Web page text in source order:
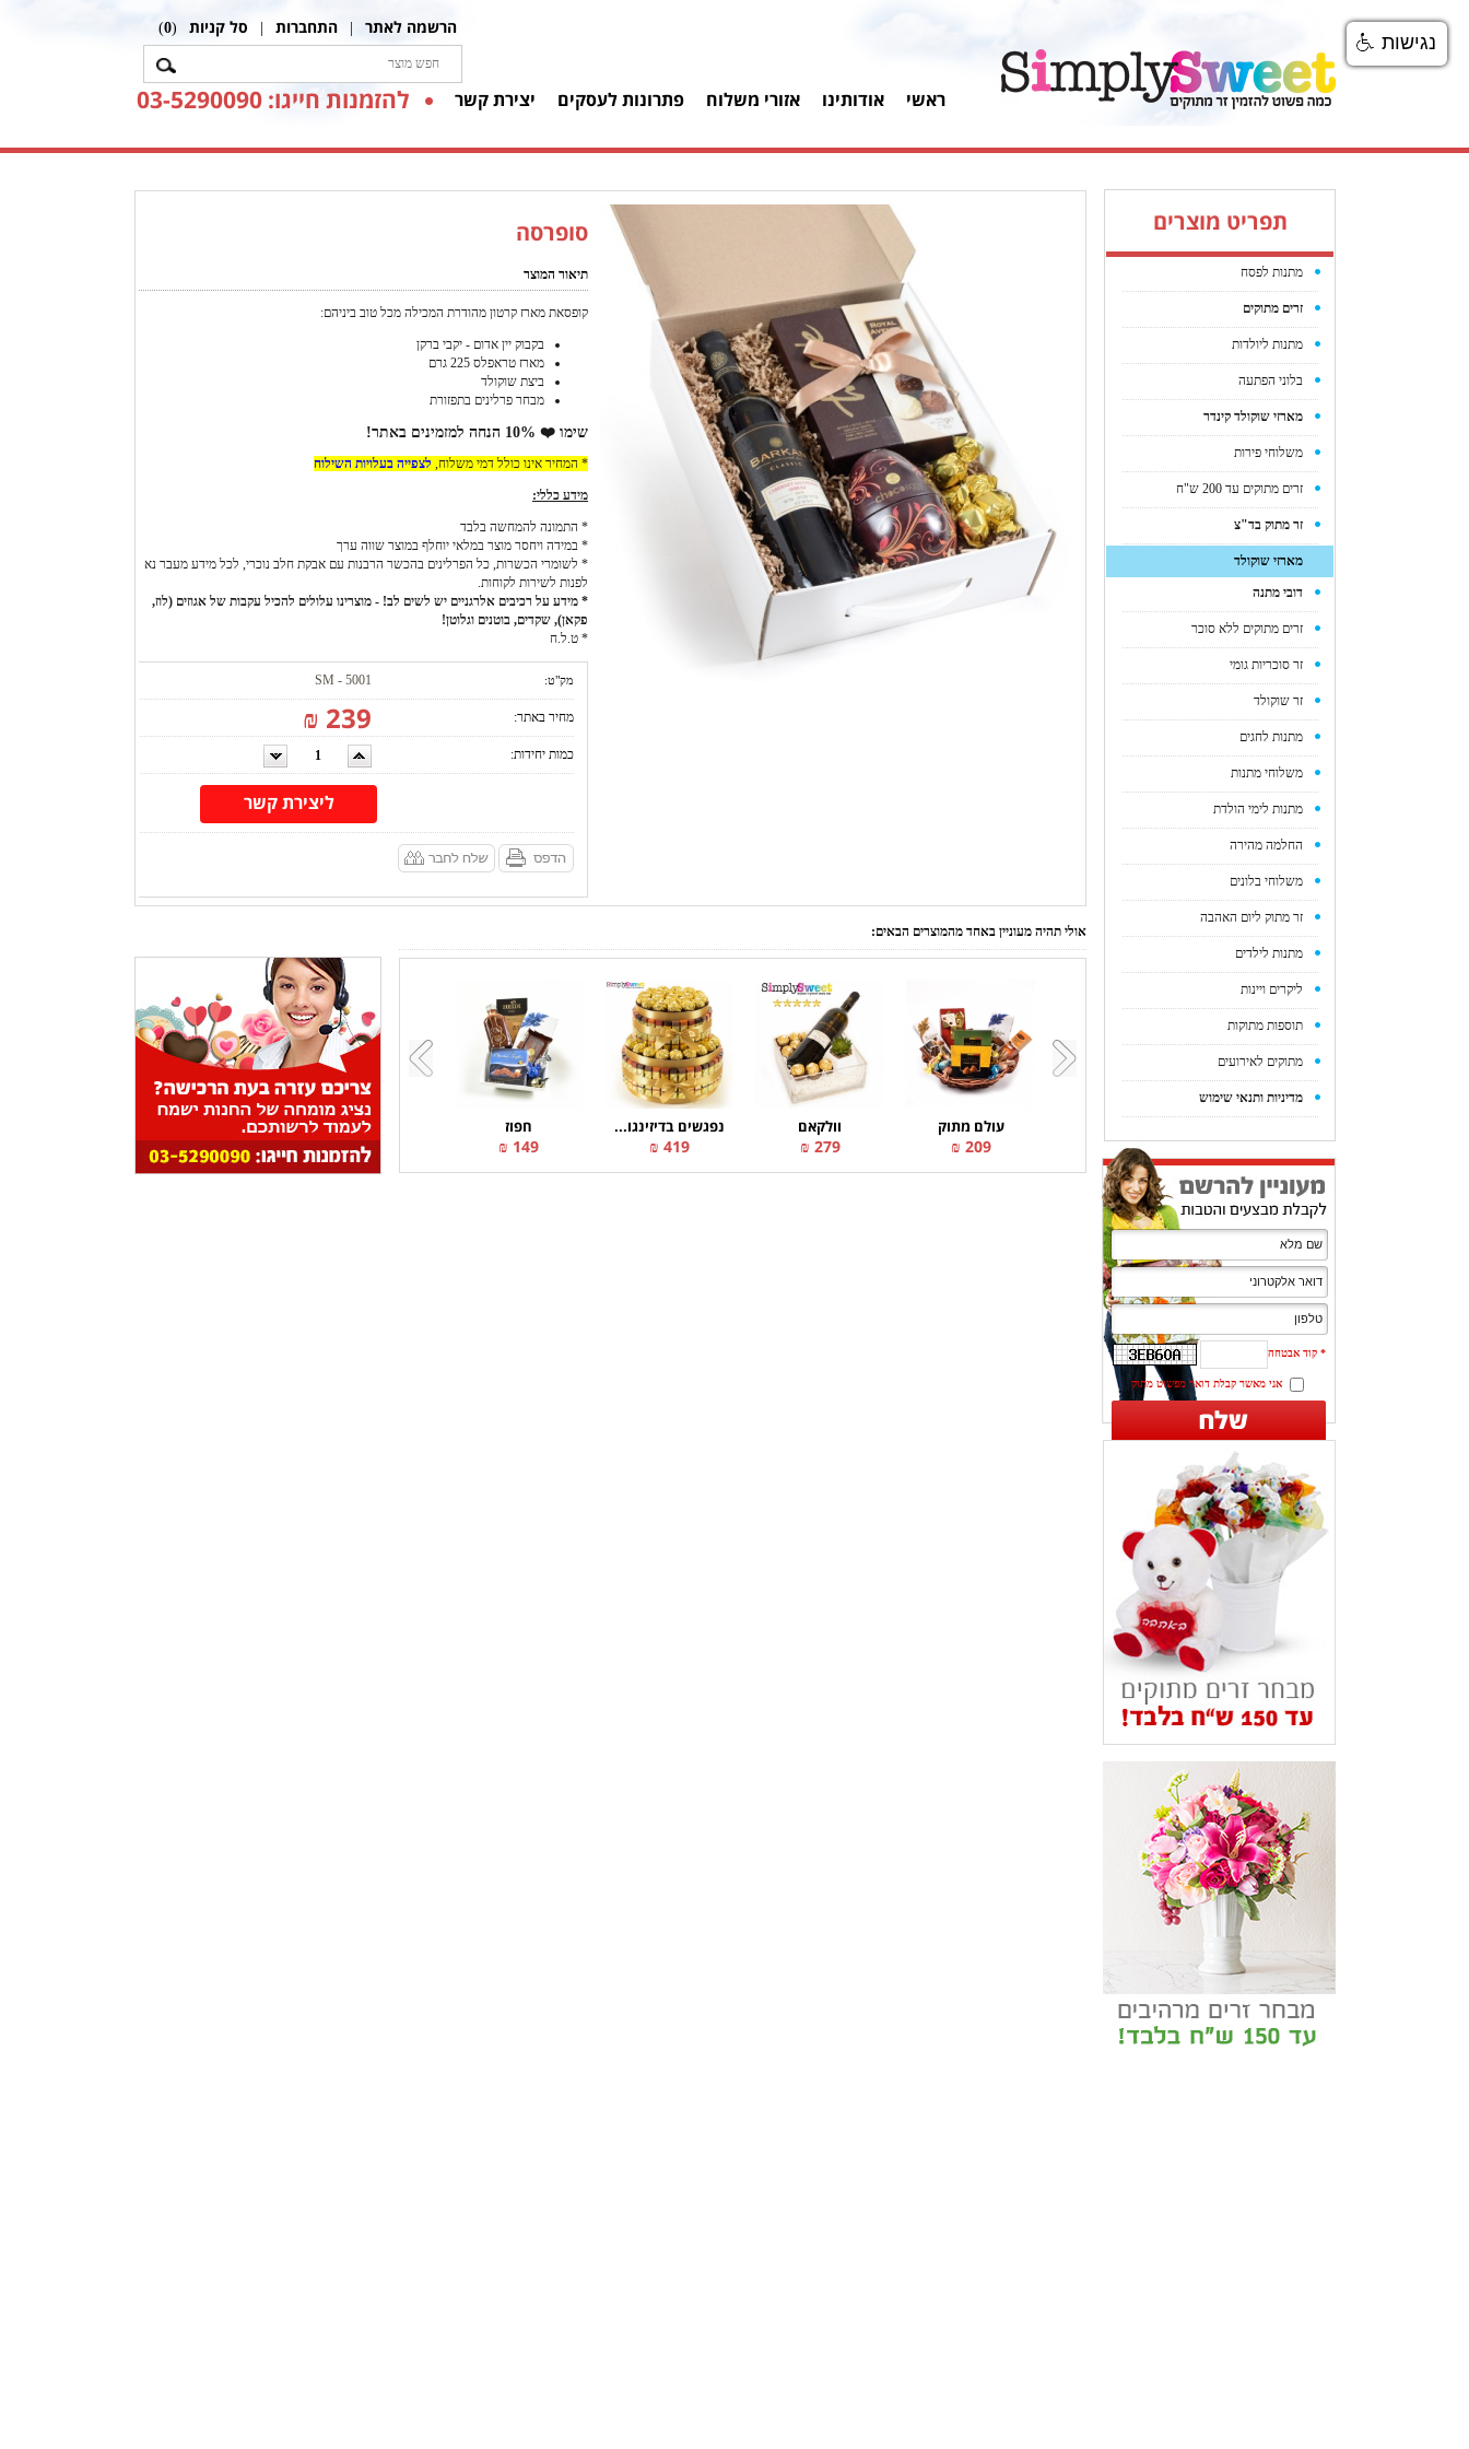
הרשמה לאתר התחברות סל קניות (
0
)
ראשי אודותינו אזורי משלוח פתרונות לעסקים יצירת קשר להזמנות חייגו: 03-5290090
תפריט מוצרים
מתנות לפסח
זרים מתוקים
מתנות ליולדות
בלוני הפתעה
מארזי שוקולד קינדר
משלוחי פירות
זרים מתוקים עד 200 ש"ח
זר מתוק בד"צ
מארזי שוקולד
דובי מתנה
זרים מתוקים ללא סוכר
זר סוכריות גומי
זר שוקולד
מתנות לחגים
משלוחי מתנות
מתנות לימי הולדת
החלמה מהירה
משלוחי בלונים
זר מתוק ליום האהבה
מתנות לילדים
ליקרים ויינות
תוספות מתוקות
מתוקים לאירועים
מדיניות ותנאי שימוש
* קוד אבטחה
אני מאשר קבלת דואר מפשוט מתוק
סופרסה
תיאור המוצר
קופסאת מארז קרטון מהודרת המכילה מכל טוב ביניהם:
בקבוק יין אדום - יקבי ברקן
מארז טראפלס 225 גרם
ביצת שוקולד
מבחר פרלינים בתפזורת
שימו ❤️ 10% הנחה למזמינים באתר!
* המחיר אינו כולל דמי משלוח, לצפייה בעלויות השילוח
מידע כללי:
* התמונה להמחשה בלבד
* במידה ויחסר מוצר במלאי יוחלף במוצר שווה ערך
* לשומרי הכשרות, כל הפרלינים בהכשר הרבנות עם אבקת חלב נוכרי, לכל מידע מעבר נא
לפנות לשירות לקוחות.
* מידע על רכיבים אלרגניים יש לשים לב! - מוצרינו עלולים להכיל עקבות של אגוזים (לוז,
פקאן), שקדים, בוטנים וגלוטן!
* ט.ל.ח
מק"ט: SM - 5001
מחיר באתר: 239 ₪
כמות יחידות:
ליצירת קשר
אולי תהיה מעוניין באחד מהמוצרים הבאים:
עולם מתוק
209 ₪
וולקאם
279 ₪
נפגשים בדיזינגו...
419 ₪
חפוז
149 ₪
נגישות